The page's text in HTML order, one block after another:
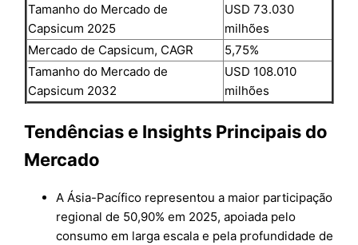
Tamanho do Mercado de
Capsicum 2025
USD 73.030
milhões
Mercado de Capsicum, CAGR
5,75%
Tamanho do Mercado de
Capsicum 2032
USD 108.010
milhões
Tendências e Insights Principais do
Mercado
A Ásia-Pacífico representou a maior participação
regional de 50,90% em 2025, apoiada pelo
consumo em larga escala e pela profundidade de